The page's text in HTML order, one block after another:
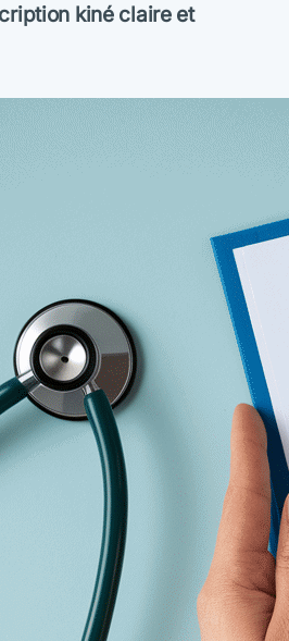
kiné claire et